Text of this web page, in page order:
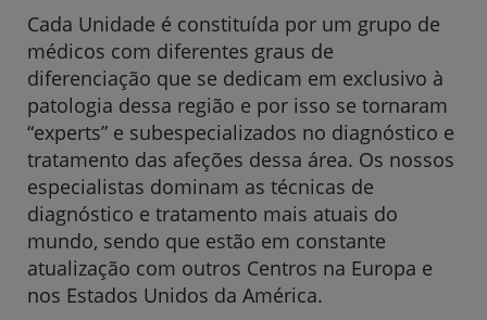
Cada Unidade é constituída por um grupo de
médicos com diferentes graus de
diferenciação que se dedicam em exclusivo à
patologia dessa região e por isso se tornaram
“experts” e subespecializados no diagnóstico e
tratamento das afeções dessa área. Os nossos
especialistas dominam as técnicas de
diagnóstico e tratamento mais atuais do
mundo, sendo que estão em constante
atualização com outros Centros na Europa e
nos Estados Unidos da América.